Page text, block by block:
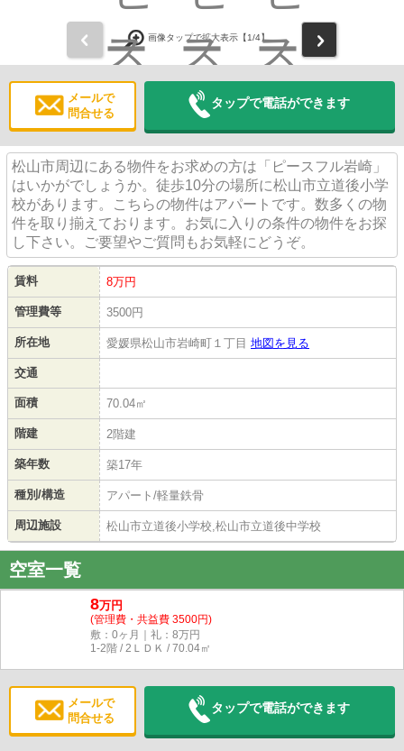
前 画像タップで拡大表示【1/4】
メールで
問合せる
タップで電話ができます
松山市周辺にある物件をお求めの方は「ピースフル岩崎」
はいかがでしょうか。徒歩10分の場所に松山市立道後小学
校があります。こちらの物件はアパートです。数多くの物
件を取り揃えております。お気に入りの条件の物件をお探
し下さい。ご要望やご質問もお気軽にどうぞ。
賃料 8万円
管理費等 3500円
所在地 愛媛県松山市岩崎町１丁目 地図を見る
交通
面積 70.04㎡
階建 2階建
築年数 築17年
種別/構造 アパート/軽量鉄骨
周辺施設 松山市立道後小学校,松山市立道後中学校
空室一覧
8万円
(管理費・共益費 3500円)
敷：0ヶ月｜礼：8万円
1-2階 / 2ＬＤＫ / 70.04㎡
メールで
問合せる
タップで電話ができます